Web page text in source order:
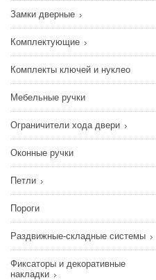
Замки дверные
Комплектующие
Комплекты ключей и нуклео
Мебельные ручки
Ограничители хода двери
Оконные ручки
Петли
Пороги
Раздвижные-складные системы
Фиксаторы и декоративные
накладки